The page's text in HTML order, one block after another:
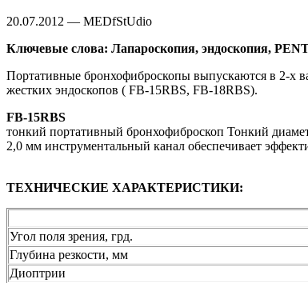
20.07.2012 — MEDfStUdio
Ключевые слова: Лапароскопия, эндоскопия,
Портативные бронхофиброскопы выпускаются в 2-х
жестких эндоскопов ( FB-15RBS, FB-18RBS).
FB-15RBS
тонкий портативный бронхофиброскоп Тонкий
2,0 мм инструментальный канал обеспечивает
ТЕХНИЧЕСКИЕ ХАРАКТЕРИСТИКИ:
Угол поля зрения, грд.
Глубина резкости, мм
Диоптрии